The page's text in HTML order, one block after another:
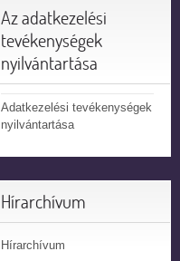
Az adatkezelési
tevékenységek
nyilvántartása
Adatkezelési tevékenységek
nyilvántartása
Hírarchívum
Hírarchívum